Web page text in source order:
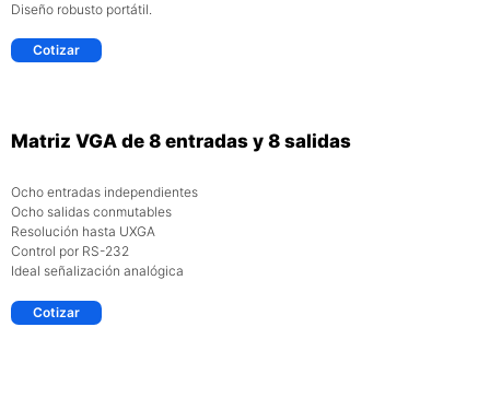
Diseño robusto portátil.​
Cotizar
Matriz VGA de 8 entradas y 8 salidas
Ocho entradas independientes
Ocho salidas conmutables
Resolución hasta UXGA
Control por RS-232
Ideal señalización analógica
Cotizar